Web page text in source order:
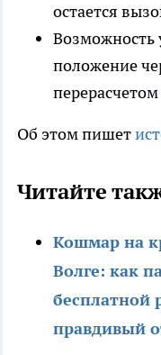
остается
Возможность
положение
Об этом пишет
Читайте
Кошмар на
Волге: как
бесплатной
правдивый